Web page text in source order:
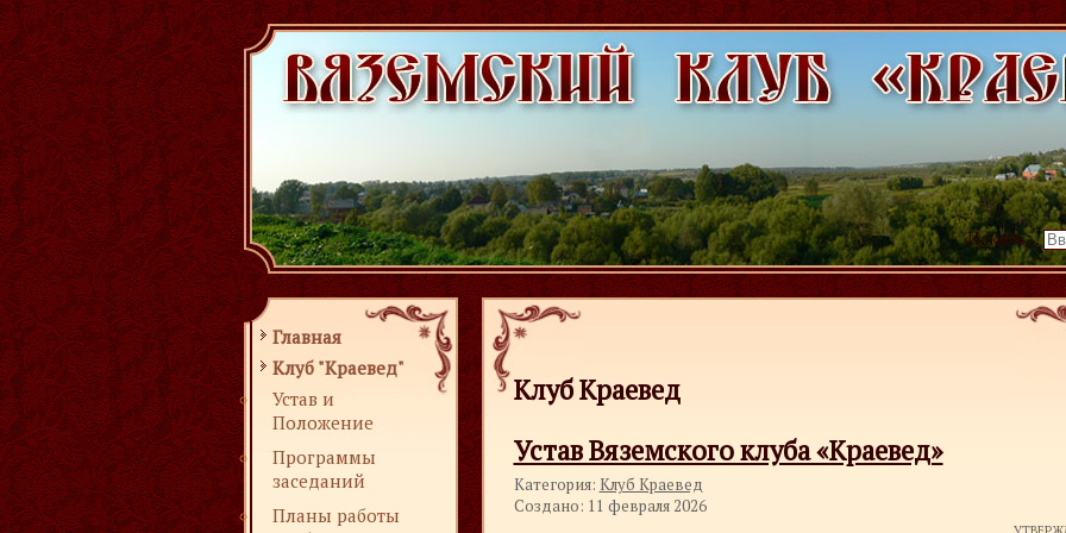
Искать...
Главная
Клуб "Краевед"
Устав и
Положение
Программы
заседаний
Планы работы
Клуб Краевед
Устав Вяземского клуба «Краевед»
Категория: Клуб Краевед
Создано: 11 февраля 2026